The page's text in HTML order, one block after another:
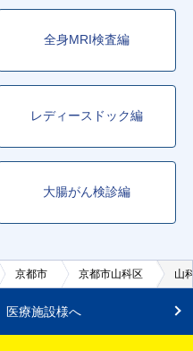
全身MRI検査編
レディースドック編
大腸がん検診編
京都市 京都市山科区 山
医療施設様へ